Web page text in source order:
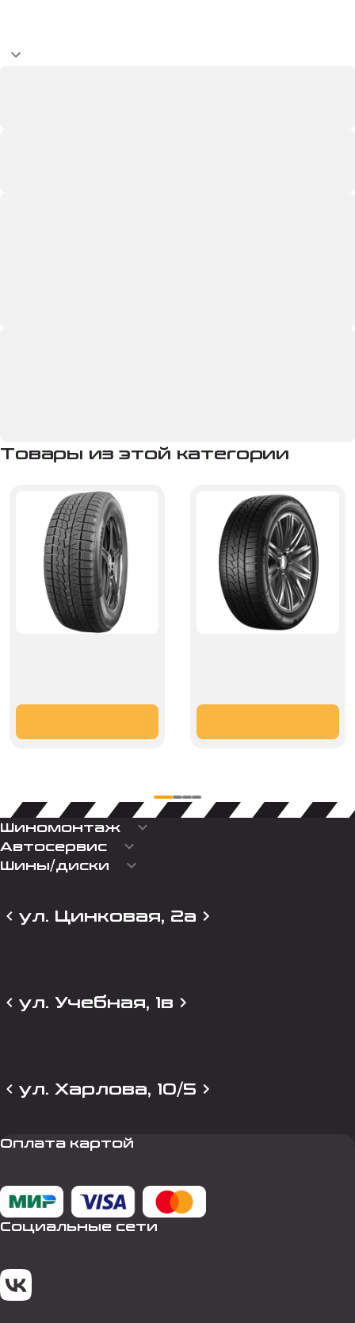
Товары из этой категории
Шиномонтаж keyboard_arrow_down
Автосервис keyboard_arrow_down
Шины/диски keyboard_arrow_down
ул. Цинковая, 2а
ул. Учебная, 1в
ул. Харлова, 10/5
Оплата картой
Социальные сети